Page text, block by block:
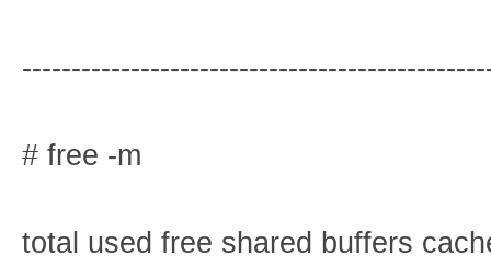
# free -m
total used free shared buffers